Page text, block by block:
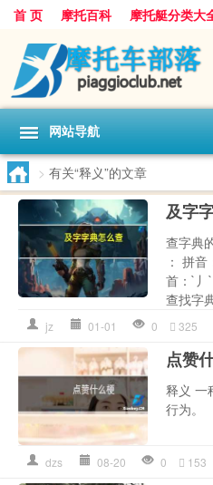
首 页 摩托百科 摩托艇分类大
网站导航
> 有关“释义”的文章
及字
查字典
： 拼
首：`丿
查找字
jz 01-01 0 325
点赞
释义 一
行为。
dzs 08-20 0 153